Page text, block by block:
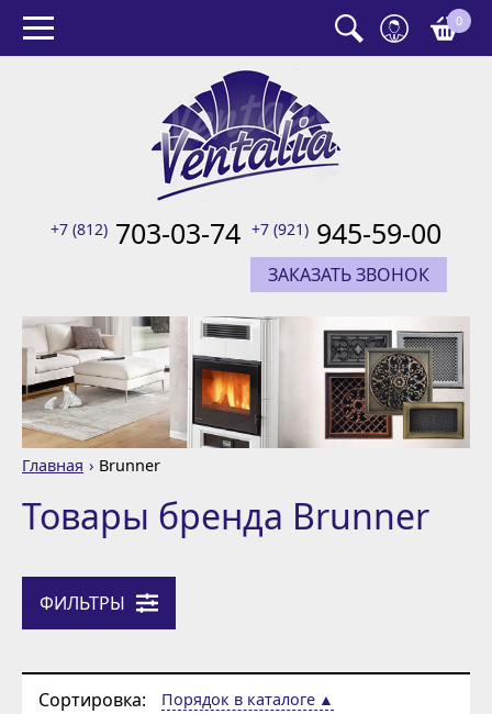
0
+7 (812) 703-03-74 +7 (921) 945-59-00
ЗАКАЗАТЬ ЗВОНОК
Главная Brunner
Товары бренда Brunner
ФИЛЬТРЫ
Сортировка:
Порядок в каталоге